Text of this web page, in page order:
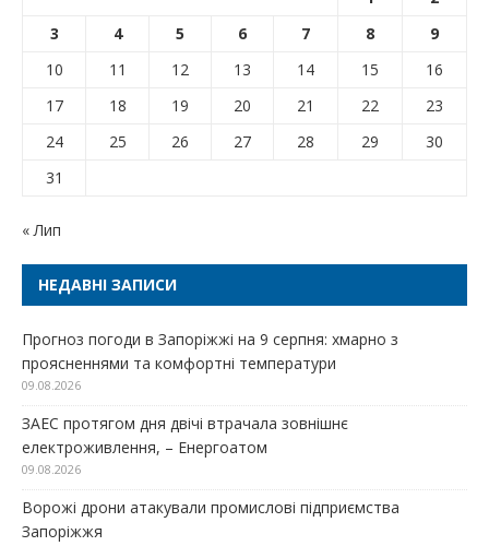
3
4 5 6 7 8
9
10
11 12 13 14 15
16
17
18 19 20 21 22
23
24
25 26 27 28 29
30
31
« Лип
НЕДАВНІ ЗАПИСИ
Прогноз погоди в Запоріжжі на 9 серпня: хмарно з
проясненнями та комфортні температури
09.08.2026
ЗАЕС протягом дня двічі втрачала зовнішнє
електроживлення, – Енергоатом
09.08.2026
Ворожі дрони атакували промислові підприємства
Запоріжжя